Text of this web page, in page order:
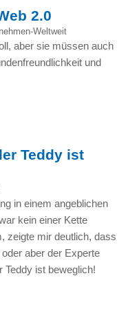
2.0
Weltweit
aber sie müssen auch
und
Teddy ist
in einem angeblichen
kein einer Kette
zeigte mir deutlich, dass
aber der Experte
Teddy ist beweglich!